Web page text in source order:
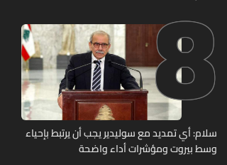
8
سلام: أي تمديد مع سوليدير يجب أن يرتبط بإحياء
وسط بيروت ومؤشرات أداء واضحة